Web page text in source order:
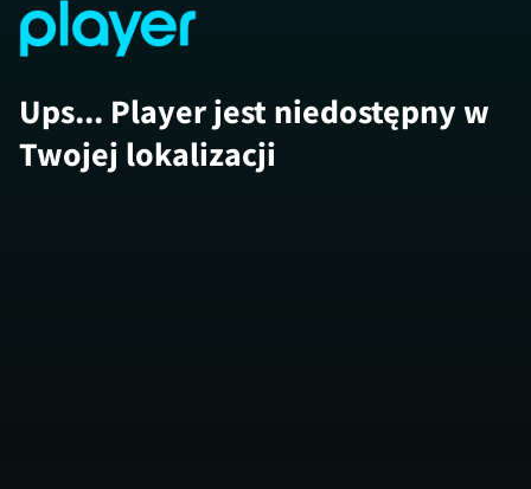
Ups... Player jest niedostępny w
Twojej lokalizacji